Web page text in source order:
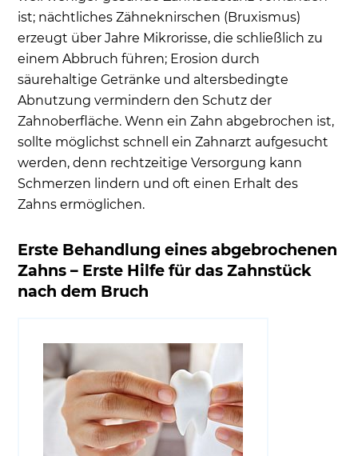
ist; nächtliches Zähneknirschen (Bruxismus)
erzeugt über Jahre Mikrorisse, die schließlich zu
einem Abbruch führen; Erosion durch
säurehaltige Getränke und altersbedingte
Abnutzung vermindern den Schutz der
Zahnoberfläche. Wenn ein Zahn abgebrochen ist,
sollte möglichst schnell ein Zahnarzt aufgesucht
werden, denn rechtzeitige Versorgung kann
Schmerzen lindern und oft einen Erhalt des
Zahns ermöglichen.
Erste Behandlung eines abgebrochenen
Zahns – Erste Hilfe für das Zahnstück
nach dem Bruch